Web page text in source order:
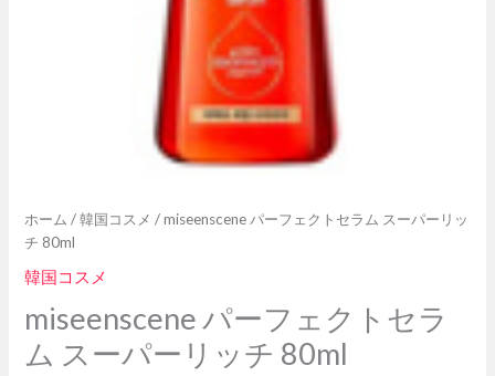
ホーム /韓国コスメ / miseenscene パーフェクトセラム スーパーリッ
チ 80ml
韓国コスメ
miseenscene パーフェクトセラ
ム スーパーリッチ 80ml